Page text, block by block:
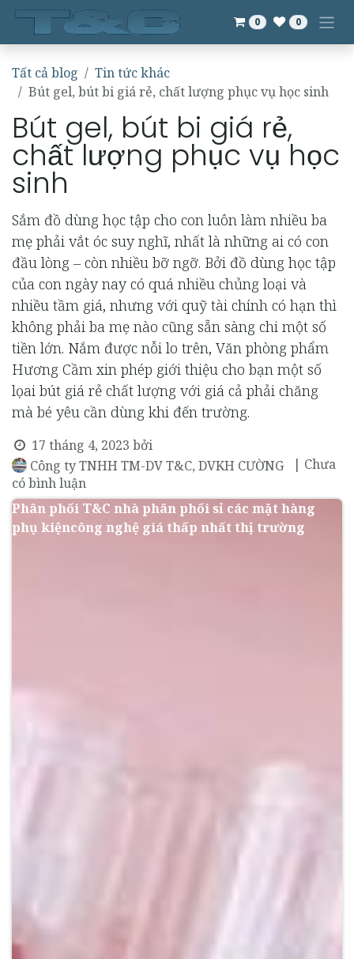
Bỏ qua để đến Nội dung
0 0
Tất cả blog
Tin tức khác
Bút gel, bút bi giá rẻ, chất lượng phục vụ học sinh
Bút gel, bút bi giá rẻ,
chất lượng phục vụ học
sinh
Sắm đồ dùng học tập cho con luôn làm nhiều ba
mẹ phải vắt óc suy nghĩ, nhất là những ai có con
đầu lòng – còn nhiều bỡ ngỡ. Bởi đồ dùng học tập
của con ngày nay có quá nhiều chủng loại và
nhiều tầm giá, nhưng với quỹ tài chính có hạn thì
không phải ba mẹ nào cũng sẵn sàng chi một số
tiền lớn. Nắm được nỗi lo trên, Văn phòng phẩm
Hương Cầm xin phép giới thiệu cho bạn một số
lọai bút giá rẻ chất lượng với giá cả phải chăng
mà bé yêu cần dùng khi đến trường.
17 tháng 4, 2023 bởi
Công ty TNHH TM-DV T&C, DVKH CƯỜNG
| Chưa
có bình luận
Phân phối T&C nhà phân phối sỉ các mặt hàng
phụ kiệncông nghệ giá thấp nhất thị trường